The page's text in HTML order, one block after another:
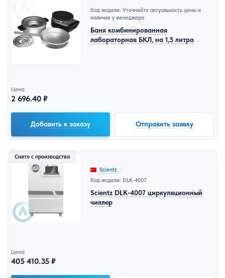
Код модели: Уточняйте актуальность цены и
наличие у менеджера
Баня комбинированная
лабораторная БКЛ, на 1,5 литра
Цена:
2 696.40 ₽
Добавить к заказу Отправить заявку
Снято с производства
Scientz
Код модели: DLK-4007
Scientz DLK-4007 циркуляционный
чиллер
Цена:
405 410.35 ₽